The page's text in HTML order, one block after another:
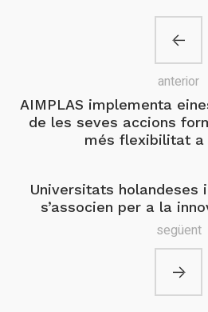
AIMPLAS implementa
de les seves accions
més flexibilitat a
anterior
Universitats holandeses
s’associen per a la
següent